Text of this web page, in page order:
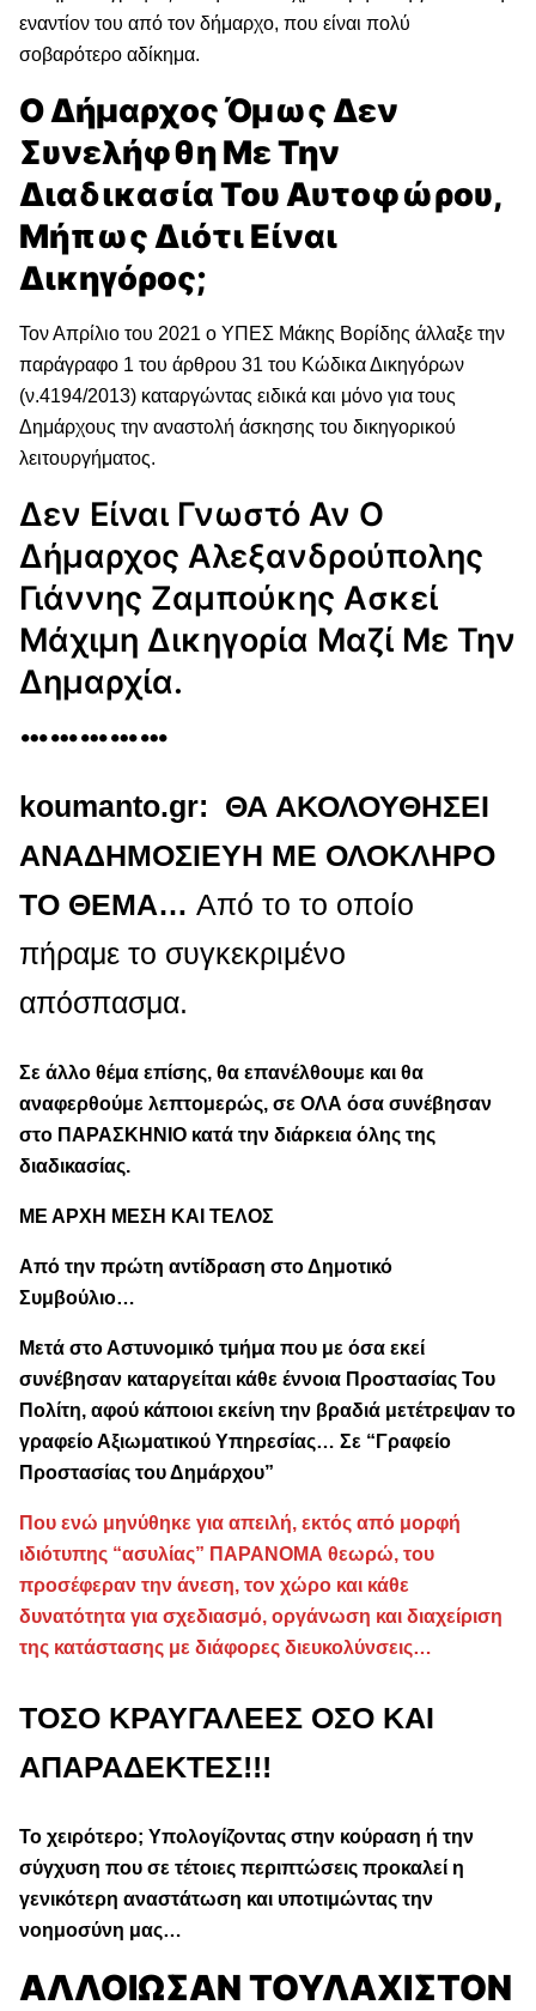
εναντίον του από τον δήμαρχο, που είναι πολύ
σοβαρότερο αδίκημα.
Ο Δήμαρχος Όμως Δεν
Συνελήφθη Με Την
Διαδικασία Του Αυτοφώρου,
Μήπως Διότι Είναι
Δικηγόρος;
Τον Απρίλιο του 2021 ο ΥΠΕΣ Μάκης Βορίδης άλλαξε την
παράγραφο 1 του άρθρου 31 του Κώδικα Δικηγόρων
(ν.4194/2013) καταργώντας ειδικά και μόνο για τους
Δημάρχους την αναστολή άσκησης του δικηγορικού
λειτουργήματος.
Δεν Είναι Γνωστό Αν Ο
Δήμαρχος Αλεξανδρούπολης
Γιάννης Ζαμπούκης Ασκεί
Μάχιμη Δικηγορία Μαζί Με Την
Δημαρχία.
……………
koumanto.gr:
ΘΑ ΑΚΟΛΟΥΘΗΣΕΙ
ΑΝΑΔΗΜΟΣΙΕΥΗ ΜΕ ΟΛΟΚΛΗΡΟ
ΤΟ ΘΕΜΑ… Από το το οποίο
πήραμε το συγκεκριμένο
απόσπασμα.
Σε άλλο θέμα επίσης, θα επανέλθουμε και θα
αναφερθούμε λεπτομερώς, σε ΟΛΑ όσα συνέβησαν
στο ΠΑΡΑΣΚΗΝΙΟ κατά την διάρκεια όλης της
διαδικασίας.
ΜΕ ΑΡΧΗ ΜΕΣΗ ΚΑΙ ΤΕΛΟΣ
Από την πρώτη αντίδραση στο Δημοτικό
Συμβούλιο…
Μετά στο Αστυνομικό τμήμα που με όσα εκεί
συνέβησαν καταργείται κάθε έννοια Προστασίας Του
Πολίτη, αφού κάποιοι εκείνη την βραδιά μετέτρεψαν το
γραφείο Αξιωματικού Υπηρεσίας… Σε “Γραφείο
Προστασίας του Δημάρχου”
Που ενώ μηνύθηκε για απειλή, εκτός από μορφή
ιδιότυπης “ασυλίας” ΠΑΡΑΝΟΜΑ θεωρώ, του
προσέφεραν την άνεση, τον χώρο και κάθε
δυνατότητα για σχεδιασμό, οργάνωση και διαχείριση
της κατάστασης με διάφορες διευκολύνσεις…
ΤΟΣΟ ΚΡΑΥΓΑΛΕΕΣ ΟΣΟ ΚΑΙ
ΑΠΑΡΑΔΕΚΤΕΣ!!!
Το χειρότερο; Υπολογίζοντας στην κούραση ή την
σύγχυση που σε τέτοιες περιπτώσεις προκαλεί η
γενικότερη αναστάτωση και υποτιμώντας την
νοημοσύνη μας…
ΑΛΛΟΙΩΣΑΝ ΤΟΥΛΑΧΙΣΤΟΝ